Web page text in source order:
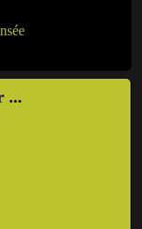
...